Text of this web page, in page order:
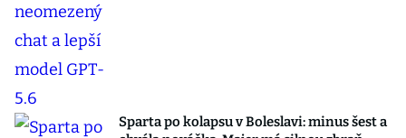
Sparta po kolapsu v Boleslavi: minus šest a